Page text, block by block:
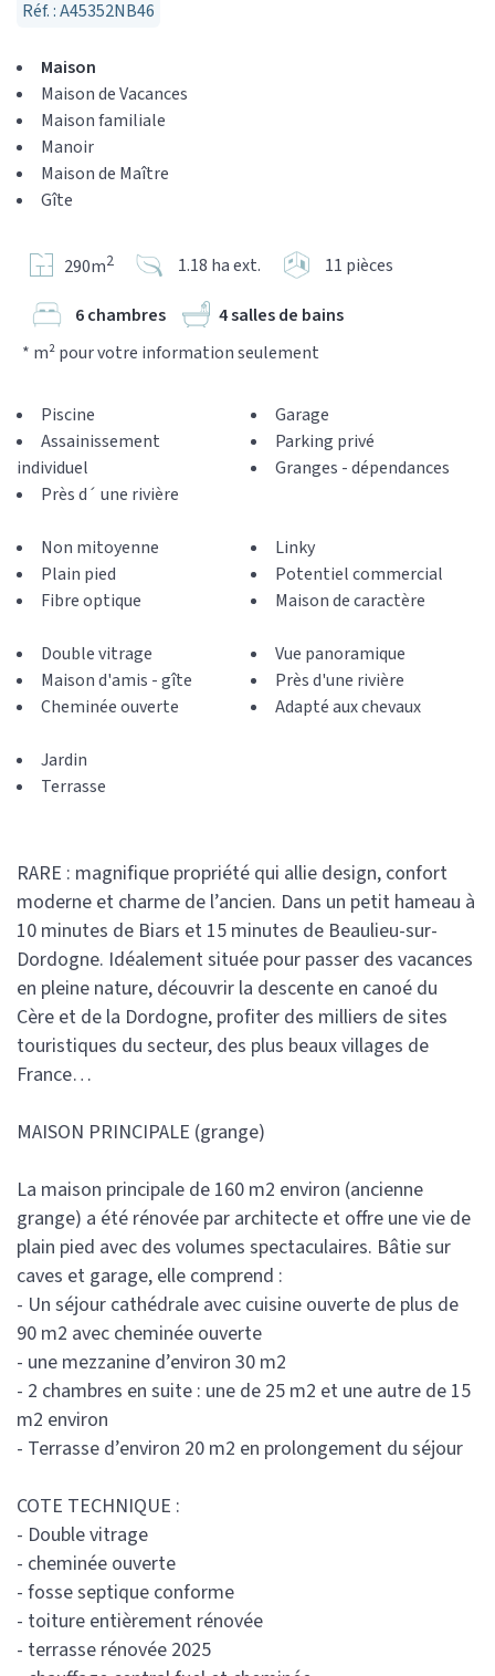
Réf. : A45352NB46
Maison
Maison de Vacances
Maison familiale
Manoir
Maison de Maître
Gîte
290m2 1.18 ha ext. 11 pièces
6 chambres
4 salles de bains
* m² pour votre information seulement
Piscine
Assainissement
individuel
Près d´ une rivière
Garage
Parking privé
Granges - dépendances
Non mitoyenne
Plain pied
Fibre optique
Linky
Potentiel commercial
Maison de caractère
Double vitrage
Maison d'amis - gîte
Cheminée ouverte
Vue panoramique
Près d'une rivière
Adapté aux chevaux
Jardin
Terrasse
RARE : magnifique propriété qui allie design, confort
moderne et charme de l’ancien. Dans un petit hameau à
10 minutes de Biars et 15 minutes de Beaulieu-sur-
Dordogne. Idéalement située pour passer des vacances
en pleine nature, découvrir la descente en canoé du
Cère et de la Dordogne, profiter des milliers de sites
touristiques du secteur, des plus beaux villages de
France…
MAISON PRINCIPALE (grange)
La maison principale de 160 m2 environ (ancienne
grange) a été rénovée par architecte et offre une vie de
plain pied avec des volumes spectaculaires. Bâtie sur
caves et garage, elle comprend :
- Un séjour cathédrale avec cuisine ouverte de plus de
90 m2 avec cheminée ouverte
- une mezzanine d’environ 30 m2
- 2 chambres en suite : une de 25 m2 et une autre de 15
m2 environ
- Terrasse d’environ 20 m2 en prolongement du séjour
COTE TECHNIQUE :
- Double vitrage
- cheminée ouverte
- fosse septique conforme
- toiture entièrement rénovée
- terrasse rénovée 2025